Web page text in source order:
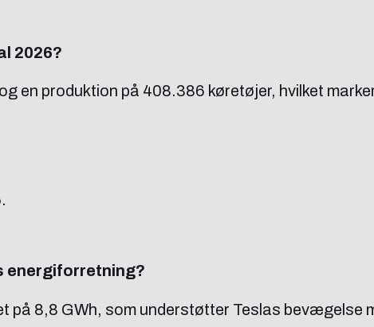
2026?
en produktion på 408.386 køretøjer, hvilket
energiforretning?
på 8,8 GWh, som understøtter Teslas bevægelse